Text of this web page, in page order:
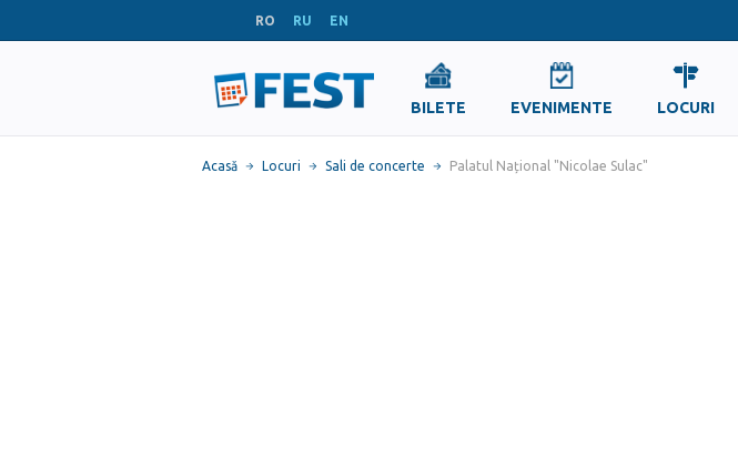
RO RU EN
BILETE EVENIMENTE LOCURI
Acasă Locuri Sali de concerte Palatul Național "Nicolae Sulac"